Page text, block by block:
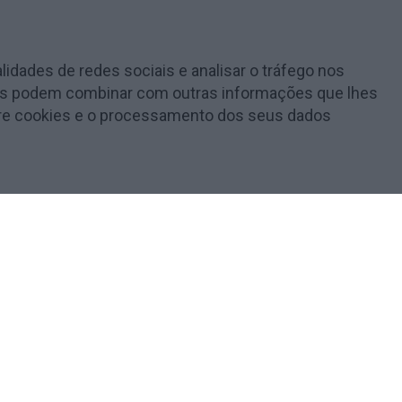
de redes sociais e analisar o tráfego nos
podem combinar com outras informações que lhes
cookies e o processamento dos seus dados